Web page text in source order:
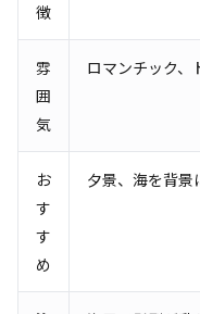
徴
雰
囲
気
ロマンチック、
お
す
す
め
夕景、海を背景